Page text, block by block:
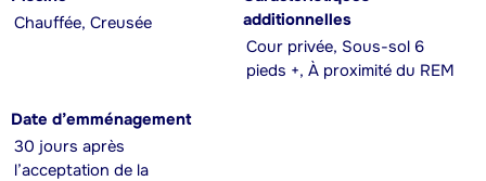
Chauffée, Creusée
additionnelles
Cour privée, Sous-sol 6
pieds +, À proximité du REM
Date d’emménagement
30 jours après
l’acceptation de la